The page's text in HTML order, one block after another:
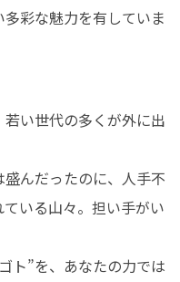
彩な魅力を有していま
い世代の多くが外に出
んだったのに、人手不
いる山々。担い手がい
ト”を、あなたの力では